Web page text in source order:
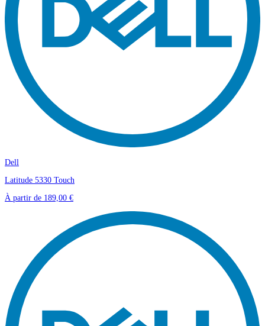
Dell
Latitude 5330 Touch
À partir de 189,00 €